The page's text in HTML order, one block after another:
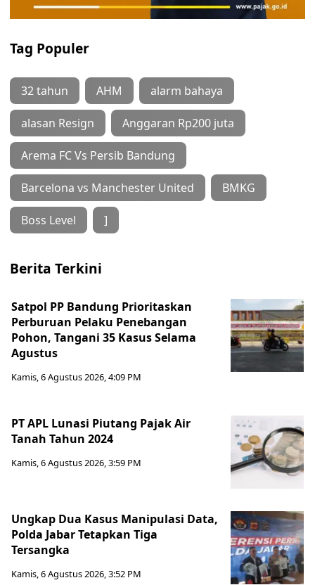
Tag Populer
32 tahun AHM alarm bahaya
alasan Resign Anggaran Rp200 juta
Arema FC Vs Persib Bandung
Barcelona vs Manchester United BMKG
Boss Level ]
Berita Terkini
Satpol PP Bandung Prioritaskan
Perburuan Pelaku Penebangan
Pohon, Tangani 35 Kasus Selama
Agustus
Kamis, 6 Agustus 2026, 4:09 PM
PT APL Lunasi Piutang Pajak Air
Tanah Tahun 2024
Kamis, 6 Agustus 2026, 3:59 PM
Ungkap Dua Kasus Manipulasi Data,
Polda Jabar Tetapkan Tiga
Tersangka
Kamis, 6 Agustus 2026, 3:52 PM